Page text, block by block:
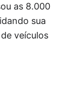
as 8.000
sua
veículos